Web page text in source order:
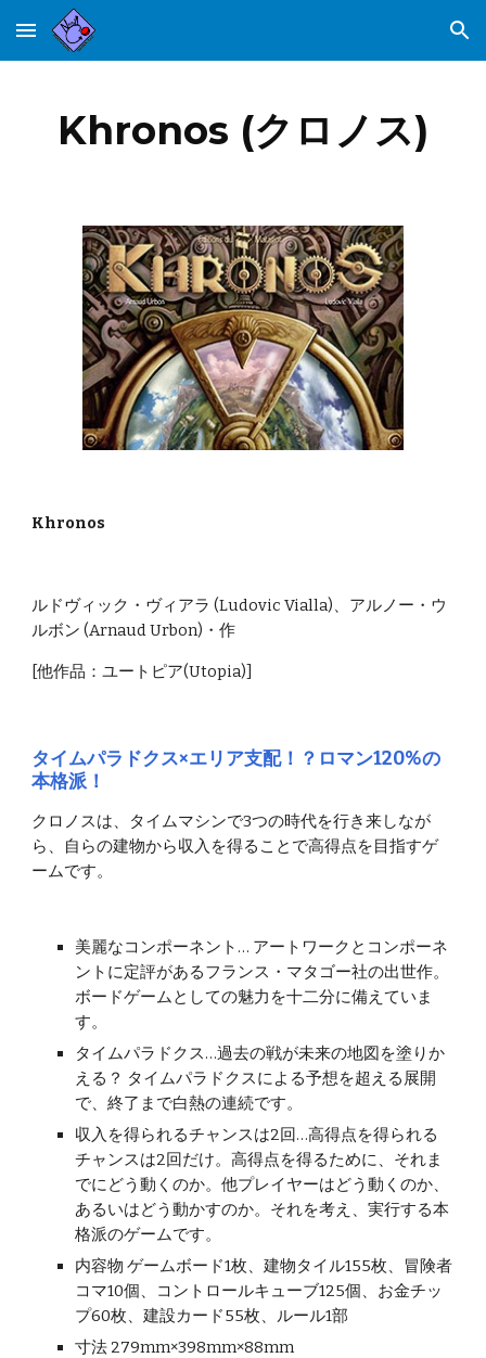
Skip to main content Skip to navigation
Khronos (クロノス)
Khronos
ルドヴィック・ヴィアラ (Ludovic Vialla)、アルノー・ウ
ルボン (Arnaud Urbon)・作
[他作品：ユートピア(Utopia)]
タイムパラドクス×エリア支配！？ロマン120%の
本格派！
クロノスは、タイムマシンで3つの時代を行き来しなが
ら、自らの建物から収入を得ることで高得点を目指すゲ
ームです。
美麗なコンポーネント… アートワークとコンポーネ
ントに定評があるフランス・マタゴー社の出世作。
ボードゲームとしての魅力を十二分に備えていま
す。
タイムパラドクス…過去の戦が未来の地図を塗りか
える？ タイムパラドクスによる予想を超える展開
で、終了まで白熱の連続です。
収入を得られるチャンスは2回…高得点を得られる
チャンスは2回だけ。高得点を得るために、それま
でにどう動くのか。他プレイヤーはどう動くのか、
あるいはどう動かすのか。それを考え、実行する本
格派のゲームです。
内容物 ゲームボード1枚、建物タイル155枚、冒険者
コマ10個、コントロールキューブ125個、お金チッ
プ60枚、建設カード55枚、ルール1部
寸法 279mm×398mm×88mm